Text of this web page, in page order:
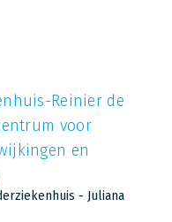
Reinier de
voor
en
- Juliana